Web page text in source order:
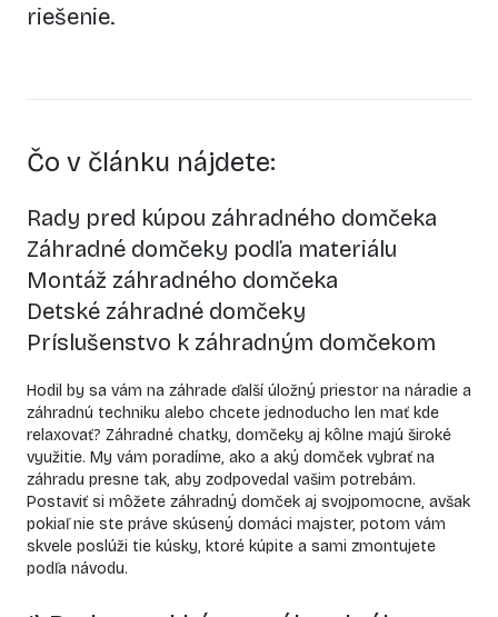
riešenie.
Čo v článku nájdete:
Rady pred kúpou záhradného domčeka
Záhradné domčeky podľa materiálu
Montáž záhradného domčeka
Detské záhradné domčeky
Príslušenstvo k záhradným domčekom
Hodil by sa vám na záhrade ďalší úložný priestor na náradie a
záhradnú techniku alebo chcete jednoducho len mať kde
relaxovať? Záhradné chatky, domčeky aj kôlne majú široké
využitie. My vám poradíme, ako a aký domček vybrať na
záhradu presne tak, aby zodpovedal vašim potrebám.
Postaviť si môžete záhradný domček aj svojpomocne, avšak
pokiaľ nie ste práve skúsený domáci majster, potom vám
skvele poslúži tie kúsky, ktoré kúpite a sami zmontujete
podľa návodu.